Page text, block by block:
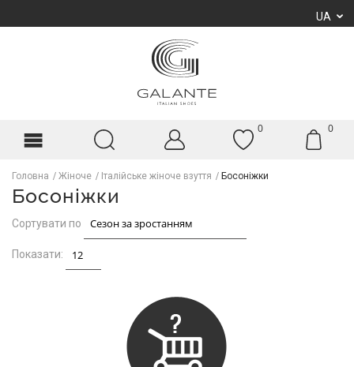
UA
0 0
Головна Жіноче Італійське жіноче взуття Босоніжки
Босоніжки
Сортувати по
Показати: